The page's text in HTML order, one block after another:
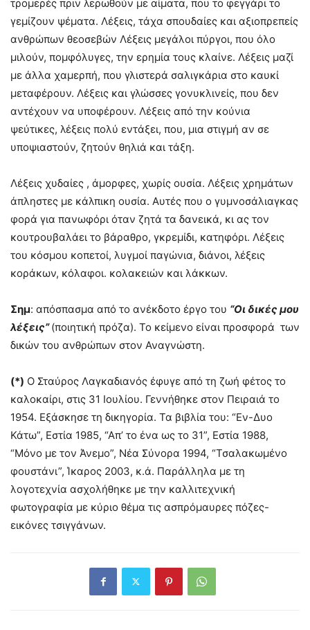
τρομερές πριν λερωθούν με αίματα, που το φεγγάρι το
γεμίζουν ψέματα. Λέξεις, τάχα σπουδαίες και αξιοπρεπείς
ανθρώπων θεοσεβών Λέξεις μεγάλοι πύργοι, που όλο
μιλούν, πομφόλυγες, την ερημία τους κλαίνε. Λέξεις μαζί
με άλλα χαμερπή, που γλιστερά σαλιγκάρια στο καυκί
μεταφέρουν. Λέξεις και γλώσσες γονυκλινείς, που δεν
αντέχουν να υποφέρουν. Λέξεις από την κούνια
ψεύτικες, λέξεις πολύ εντάξει, που, μια στιγμή αν σε
υποψιαστούν, ζητούν θηλιά και τάξη.
Λέξεις χυδαίες , άμορφες, χωρίς ουσία. Λέξεις χρημάτων
άπληστες με κάλπικη ουσία. Αυτές που ο γυμνοσάλιαγκας
φορά για πανωφόρι όταν ζητά τα δανεικά, κι ας τον
κουτρουβαλάει το βάραθρο, γκρεμίδι, κατηφόρι. Λέξεις
του κόσμου κοπετοί, λυγμοί παγώνια, διάνοι, λέξεις
κοράκων, κόλαφοι. κολακειών και λάκκων.
Σημ: απόσπασμα από το ανέκδοτο έργο του “Οι δικές μου
λέξεις”(ποιητική πρόζα). Το κείμενο είναι προσφορά των
δικών του ανθρώπων στον Αναγνώστη.
(*) Ο Σταύρος Λαγκαδιανός έφυγε από τη ζωή φέτος το
καλοκαίρι, στις 31 Ιουλίου. Γεννήθηκε στον Πειραιά το
1954. Εξάσκησε τη δικηγορία. Τα βιβλία του: “Εν-Δυο
Κάτω”, Εστία 1985, “Απ’ το ένα ως το 31”, Εστία 1988,
“Μόνο με τον Άνεμο”, Νέα Σύνορα 1994, “Τσαλακωμένο
φουστάνι”, Ίκαρος 2003, κ.ά. Παράλληλα με τη
λογοτεχνία ασχολήθηκε με την καλλιτεχνική
φωτογραφία με κύριο θέμα τις ασπρόμαυρες πόζες-
εικόνες τσιγγάνων.